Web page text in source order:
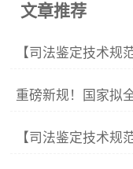
文章推荐